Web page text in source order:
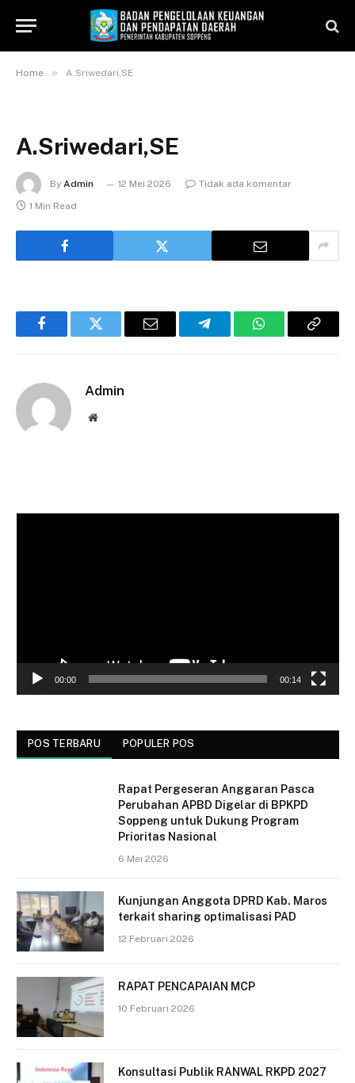
Home » A.Sriwedari,SE
A.Sriwedari,SE
By Admin 12 Mei 2026
Tidak ada komentar
1 Min Read
FacebookTwitter Email TelegramWhatsAppCopy
Admin
Website
00:00 00:14
POS TERBARU POPULER POS
Rapat Pergeseran Anggaran Pasca
Perubahan APBD Digelar di BPKPD
Soppeng untuk Dukung Program
Prioritas Nasional
6 Mei 2026
Kunjungan Anggota DPRD Kab. Maros
terkait sharing optimalisasi PAD
12 Februari 2026
RAPAT PENCAPAIAN MCP
10 Februari 2026
Konsultasi Publik RANWAL RKPD 2027